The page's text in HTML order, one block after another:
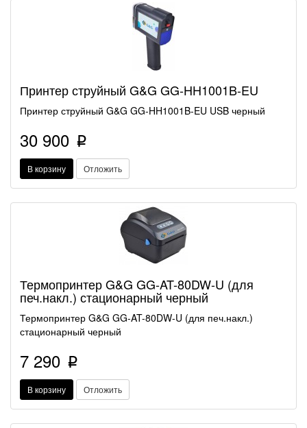
Принтер струйный G&G GG-HH1001B-EU
Принтер струйный G&G GG-HH1001B-EU USB черный
30 900 p
В корзину Отложить
Термопринтер G&G GG-AT-80DW-U (для
печ.накл.) стационарный черный
Термопринтер G&G GG-AT-80DW-U (для печ.накл.)
стационарный черный
7 290 p
В корзину Отложить